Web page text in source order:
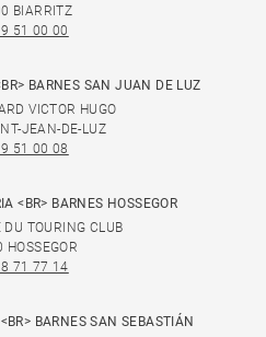
BIARRITZ
51 00 00
BARNES SAN JUAN DE LUZ
VICTOR HUGO
JEAN-DE-LUZ
51 00 08
<BR> BARNES HOSSEGOR
TOURING CLUB
71 77 14
BARNES SAN SEBASTIÁN